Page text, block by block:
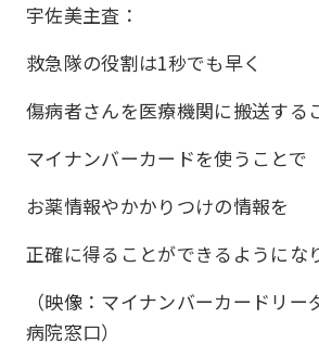
宇佐美主査：
救急隊の役割は1秒でも早く
傷病者さんを医療機関に搬送する
マイナンバーカードを使うことで
お薬情報やかかりつけの情報を
正確に得ることができるようにな
（映像：マイナンバーカードリ
病院窓口）